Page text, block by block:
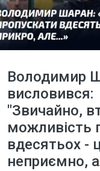
Володимир
висловився:
"Звичайно,
можливість
вдесятьох -
неприємно,